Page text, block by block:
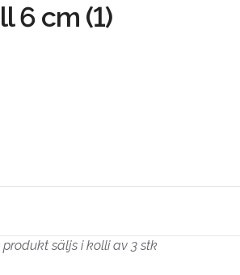
6 cm (1)
säljs i kolli av 3 stk